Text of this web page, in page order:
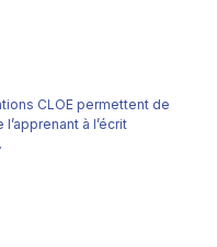
CLOE permettent de
à l’écrit